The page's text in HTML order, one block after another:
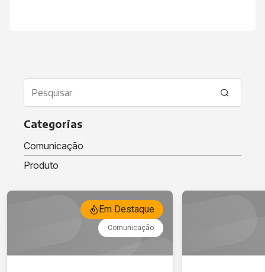
Categorias
Comunicação
Produto
Em Destaque
Comunicação